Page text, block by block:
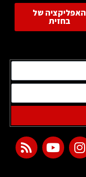
האפליקציה של
בחזית